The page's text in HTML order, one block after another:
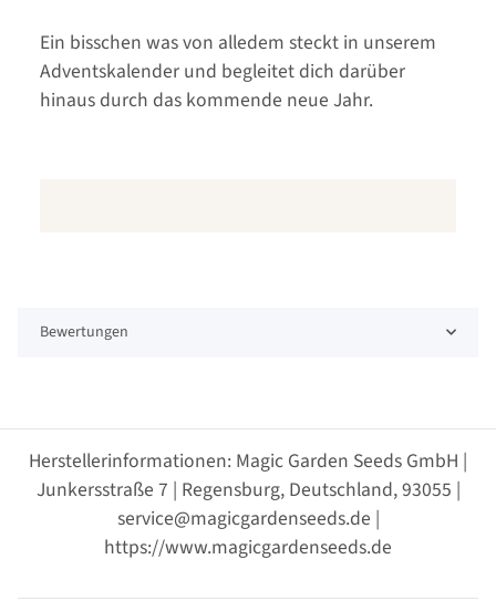
Ein bisschen was von alledem steckt in unserem
Adventskalender und begleitet dich darüber
hinaus durch das kommende neue Jahr.
Bewertungen
Herstellerinformationen: Magic Garden Seeds GmbH |
Junkersstraße 7 | Regensburg, Deutschland, 93055 |
service@magicgardenseeds.de |
https://www.magicgardenseeds.de